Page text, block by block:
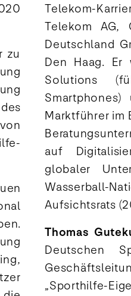
zu
Telekom-
Telekom AG,
Deutschland
Den Haag.
Solutions
Marktführer im
auf
globaler
Wasserball-
Aufsichtsrats
Thomas
Deutschen
„Sporthilfe-